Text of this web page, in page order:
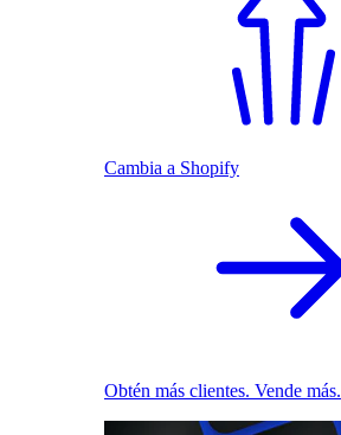
Cambia a Shopify
Obtén más clientes. Vende más.